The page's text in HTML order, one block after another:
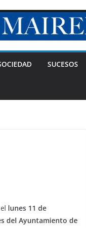
SUCESOS
lunes 11 de
del Ayuntamiento de